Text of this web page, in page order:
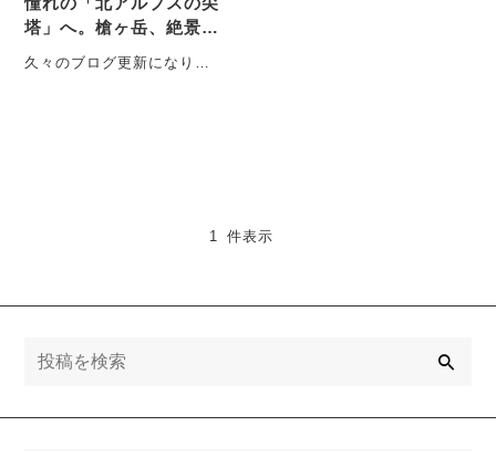
塔」へ。槍ヶ岳、絶景と
感動の2日間
久々のブログ更新になりま
1 件表示